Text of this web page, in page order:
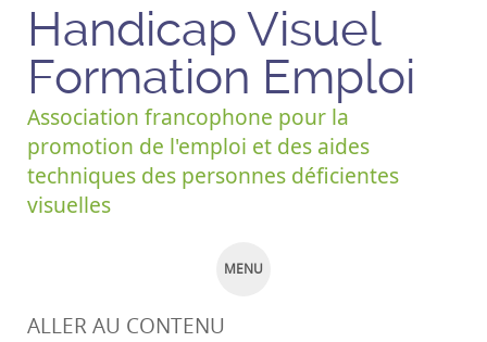
Handicap Visuel
Formation Emploi
Association francophone pour la
promotion de l'emploi et des aides
techniques des personnes déficientes
visuelles
MENU
ALLER AU CONTENU